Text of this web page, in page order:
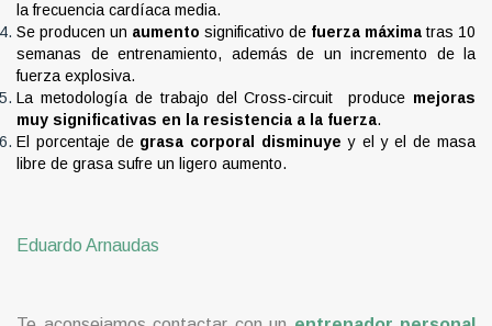
la frecuencia cardíaca media.
Se producen un aumento significativo de fuerza máxima tras 10
semanas de entrenamiento, además de un incremento de la
fuerza explosiva.
La metodología de trabajo del Cross-circuit produce mejoras
muy significativas en la resistencia a la fuerza.
El porcentaje de grasa corporal disminuyey el y el de masa
libre de grasa sufre un ligero aumento.
Eduardo Arnaudas